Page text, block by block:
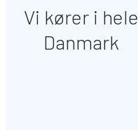
Vi kører i hele
Danmark